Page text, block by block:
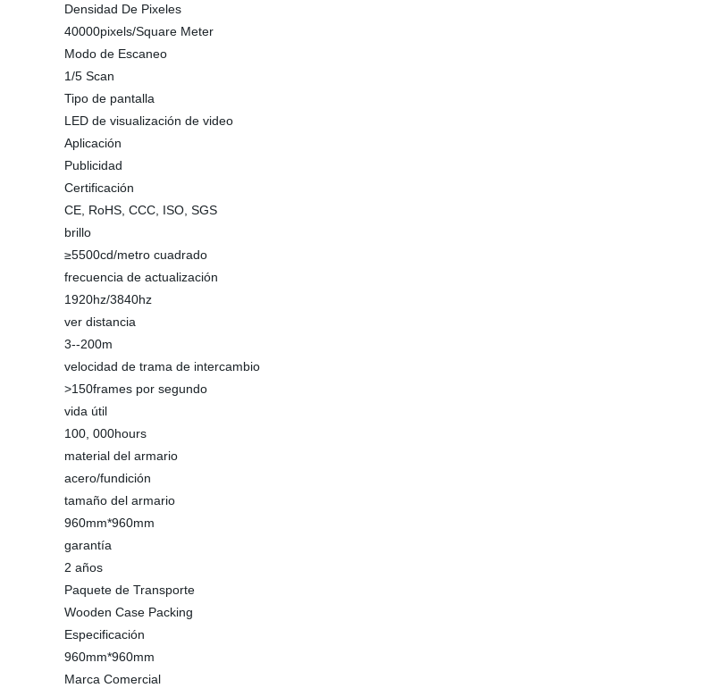
Densidad De Pixeles
40000pixels/Square Meter
Modo de Escaneo
1/5 Scan
Tipo de pantalla
LED de visualización de video
Aplicación
Publicidad
Certificación
CE, RoHS, CCC, ISO, SGS
brillo
≥5500cd/metro cuadrado
frecuencia de actualización
1920hz/3840hz
ver distancia
3--200m
velocidad de trama de intercambio
>150frames por segundo
vida útil
100, 000hours
material del armario
acero/fundición
tamaño del armario
960mm*960mm
garantía
2 años
Paquete de Transporte
Wooden Case Packing
Especificación
960mm*960mm
Marca Comercial